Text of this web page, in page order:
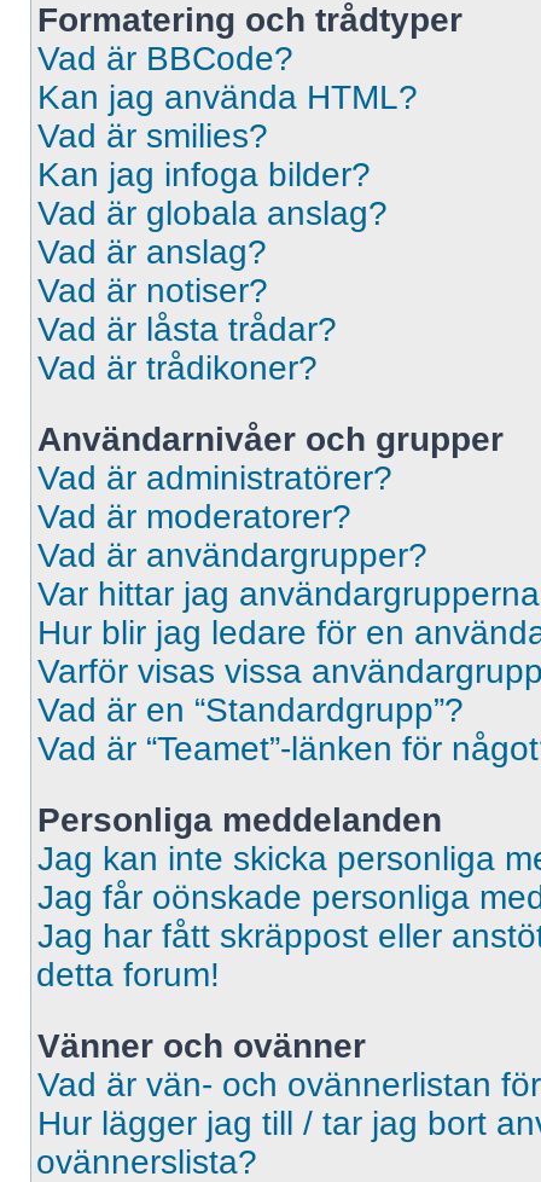
Formatering och trådtyper
Vad är BBCode?
Kan jag använda HTML?
Vad är smilies?
Kan jag infoga bilder?
Vad är globala anslag?
Vad är anslag?
Vad är notiser?
Vad är låsta trådar?
Vad är trådikoner?
Användarnivåer och grupper
Vad är administratörer?
Vad är moderatorer?
Vad är användargrupper?
Var hittar jag
Hur blir jag ledare för en
Varför visas vissa
Vad är en “Standardgrupp”?
Vad är “Teamet”-länken för
Personliga meddelanden
Jag kan inte skicka personliga
Jag får oönskade personliga
Jag har fått skräppost eller
detta forum!
Vänner och ovänner
Vad är vän- och ovännerlistan
Hur lägger jag till / tar jag bort
ovännerslista?